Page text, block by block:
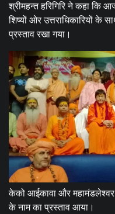
श्रीमहन्त हरिगिरि ने कहा कि
शिष्यों ओर उत्तराधिकारियों
प्रस्ताव रखा गया।
केको आईकावा और महामंडलेश्वर
के नाम का प्रस्ताव आया।